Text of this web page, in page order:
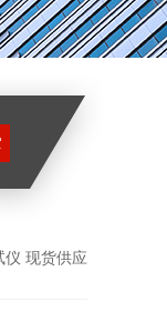
仪 现货供应